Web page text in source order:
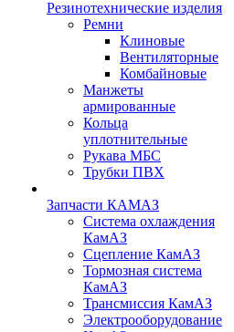
Резинотехнические изделия
Ремни
Клиновые
Вентиляторные
Комбайновые
Манжеты
армированные
Кольца
уплотнительные
Рукава МБС
Трубки ПВХ
Запчасти КАМАЗ
Система охлаждения
КамАЗ
Сцепление КамАЗ
Тормозная система
КамАЗ
Трансмиссия КамАЗ
Электрооборудование